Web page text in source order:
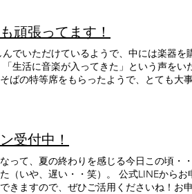
頑張ってます！
の特等席をもらったようで、とても大事にされ
受付中！
って、夏の終わりを感じる今日この頃・
（いや、遅い・・笑）。 公式LINEから
きますので、ぜひご活用くださいね！お